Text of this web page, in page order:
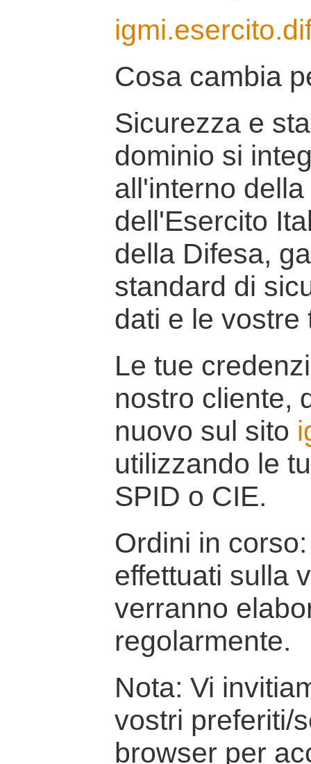
Cosa cambia
Sicurezza e
dominio si
all'interno
dell'Esercito
della Difesa,
standard di
dati e le vostre
Le tue
nostro cliente,
nuovo sul sito
utilizzando le
SPID o CIE.
Ordini in
effettuati sulla
verranno
regolarmente.
Nota: Vi
vostri preferiti/
browser per